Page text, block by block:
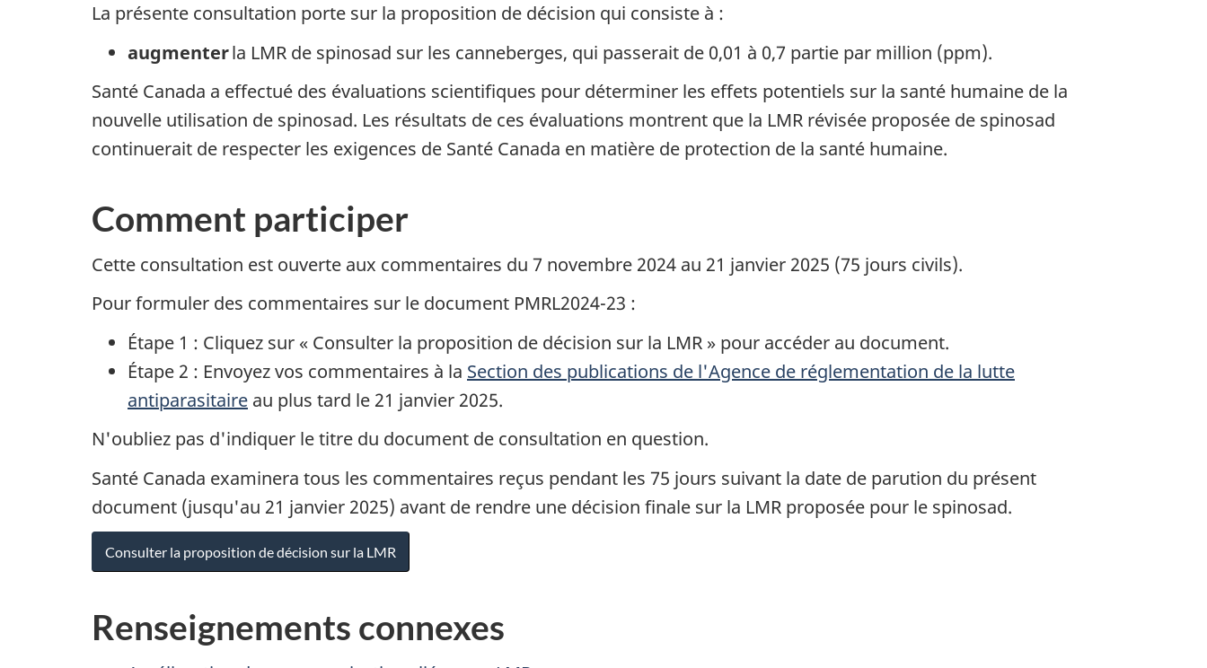
La présente consultation porte sur la proposition de décision qui consiste à :
augmenterla LMR de spinosad sur les canneberges, qui passerait de 0,01 à 0,7 partie par million (ppm).
Santé Canada a effectué des évaluations scientifiques pour déterminer les effets potentiels sur la santé humaine de la
nouvelle utilisation de spinosad. Les résultats de ces évaluations montrent que la LMR révisée proposée de spinosad
continuerait de respecter les exigences de Santé Canada en matière de protection de la santé humaine.
Comment participer
Cette consultation est ouverte aux commentaires du 7 novembre 2024 au 21 janvier 2025 (75 jours civils).
Pour formuler des commentaires sur le document PMRL2024-23 :
Étape 1 : Cliquez sur « Consulter la proposition de décision sur la LMR » pour accéder au document.
Étape 2 : Envoyez vos commentaires à la Section des publications de l'Agence de réglementation de la lutte
antiparasitaire au plus tard le 21 janvier 2025.
N'oubliez pas d'indiquer le titre du document de consultation en question.
Santé Canada examinera tous les commentaires reçus pendant les 75 jours suivant la date de parution du présent
document (jusqu'au 21 janvier 2025) avant de rendre une décision finale sur la LMR proposée pour le spinosad.
Consulter la proposition de décision sur la LMR
Renseignements connexes